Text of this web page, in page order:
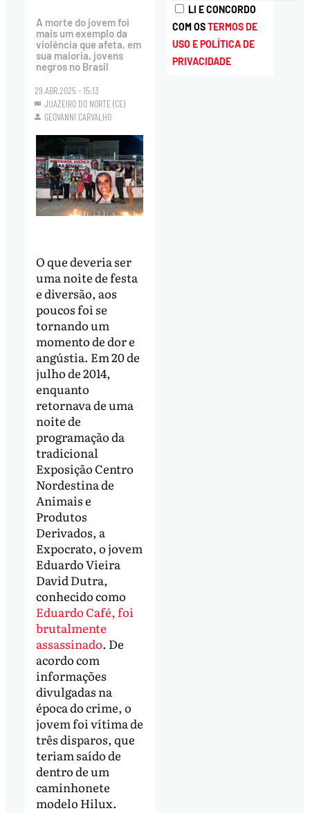
A morte do jovem foi
mais um exemplo da
violência que afeta, em
sua maioria, jovens
negros no Brasil
29.ABR.2025 - 15:13
JUAZEIRO DO NORTE (CE)
GEOVANNI CARVALHO
O que deveria ser
uma noite de festa
e diversão, aos
poucos foi se
tornando um
momento de dor e
angústia. Em 20 de
julho de 2014,
enquanto
retornava de uma
noite de
programação da
tradicional
Exposição Centro
Nordestina de
Animais e
Produtos
Derivados, a
Expocrato, o jovem
Eduardo Vieira
David Dutra,
conhecido como
Eduardo Café, foi
brutalmente
assassinado. De
acordo com
informações
divulgadas na
época do crime, o
jovem foi vítima de
três disparos, que
teriam saído de
dentro de um
caminhonete
modelo Hilux.
LI E CONCORDO
COM OSTERMOS DE
USO E POLÍTICA DE
PRIVACIDADE